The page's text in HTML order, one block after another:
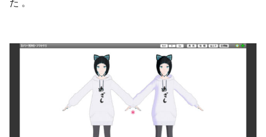
た。